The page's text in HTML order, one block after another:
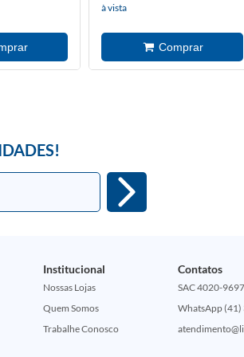
à vista
Institucional
Nossas Lojas
Quem Somos
Trabalhe Conosco
Contatos
SAC 4020-9697
WhatsApp